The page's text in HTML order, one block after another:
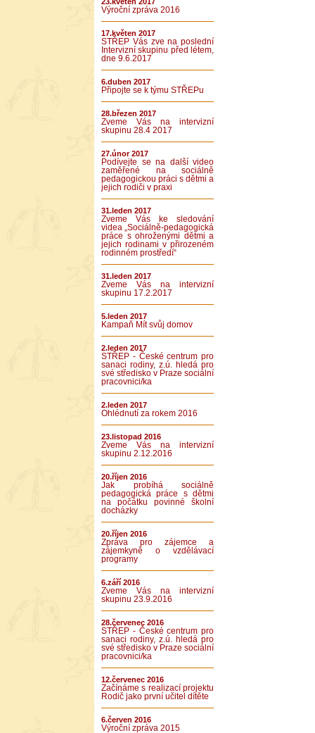
Výroční zpráva 2016
17.květen 2017
STŘEP Vás zve na poslední
Intervizní skupinu před létem,
dne 9.6.2017
6.duben 2017
Připojte se k týmu STŘEPu
28.březen 2017
Zveme Vás na intervizní
skupinu 28.4 2017
27.únor 2017
Podívejte se na další video
zaměřené na sociálně
pedagogickou práci s dětmi a
jejich rodiči v praxi
31.leden 2017
Zveme Vás ke sledování
videa „Sociálně-pedagogická
práce s ohroženými dětmi a
jejich rodinami v přirozeném
rodinném prostředí“
31.leden 2017
Zveme Vás na intervizní
skupinu 17.2.2017
5.leden 2017
Kampaň Mít svůj domov
2.leden 2017
STŘEP - České centrum pro
sanaci rodiny, z.ú. hledá pro
své středisko v Praze sociální
pracovnici/ka
2.leden 2017
Ohlédnutí za rokem 2016
23.listopad 2016
Zveme Vás na intervizní
skupinu 2.12.2016
20.říjen 2016
Jak probíhá sociálně
pedagogická práce s dětmi
na počátku povinné školní
docházky
20.říjen 2016
Zpráva pro zájemce a
zájemkyně o vzdělávací
programy
6.září 2016
Zveme Vás na intervizní
skupinu 23.9.2016
28.červenec 2016
STŘEP - České centrum pro
sanaci rodiny, z.ú. hledá pro
své středisko v Praze sociální
pracovnici/ka
12.červenec 2016
Začínáme s realizací projektu
Rodič jako první učitel dítěte
6.červen 2016
Výroční zpráva 2015